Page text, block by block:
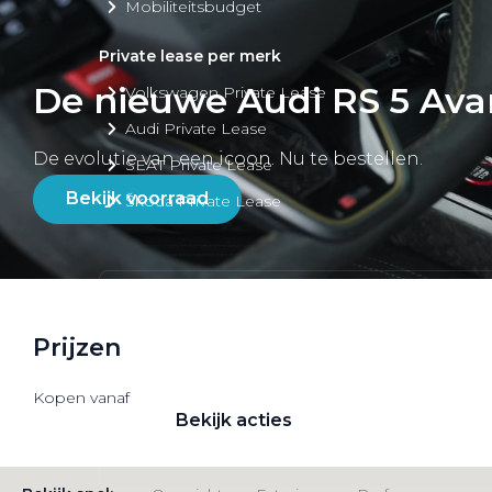
Mobiliteitsbudget
Private lease per merk
Volkswagen Private Lease
Audi Private Lease
SEAT Private Lease
Škoda Private Lease
Bekijk acties
De nieuwe Audi RS 5
De evolutie van een icoon. Nu te bestellen.
Bekijk voorraad
Prijzen
Kopen vanaf